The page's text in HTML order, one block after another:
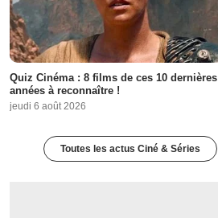
Quiz Cinéma : 8 films de ces 10 dernières
années à reconnaître !
jeudi 6 août 2026
Toutes les actus Ciné & Séries